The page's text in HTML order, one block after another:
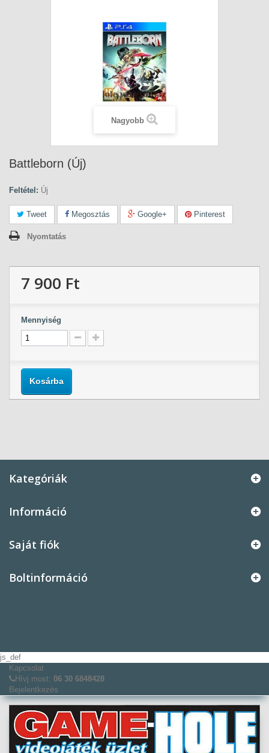
Nagyobb
Battleborn (Új)
Feltétel: Új
Tweet Megosztás Google+ Pinterest
Nyomtatás
7 900 Ft‎
Mennyiség
Kosárba
Kategóriák
Információ
Saját fiók
Boltinformáció
js_def
Kapcsolat
Hívj most: 06 30 6848428
Bejelentkezés